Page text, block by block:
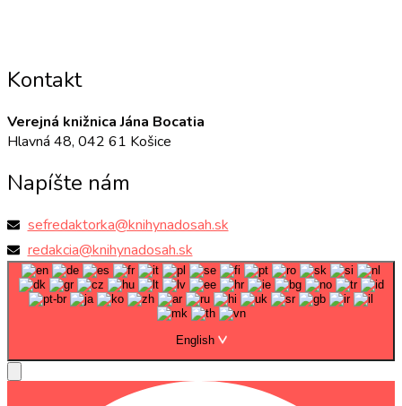
Kontakt
Verejná knižnica Jána Bocatia
Hlavná 48, 042 61 Košice
Napíšte nám
sefredaktorka@knihynadosah.sk
redakcia@knihynadosah.sk
English